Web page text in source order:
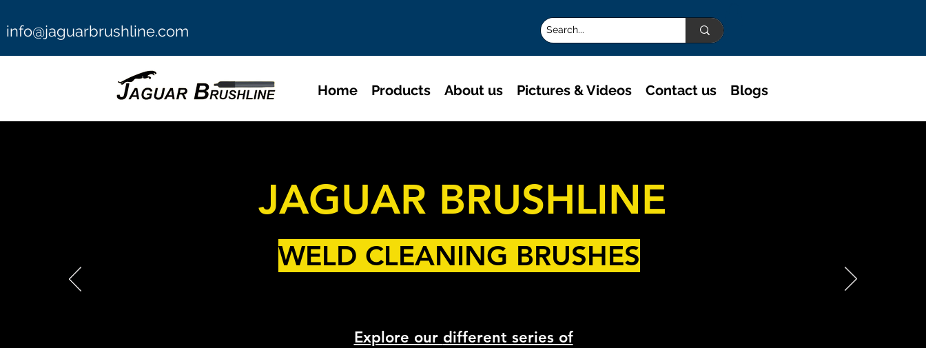
info@jaguarbrushline.com
Home Products About us Pictures & Videos Contact us Blogs
JAGUAR BRUSHLINE
WELD CLEANING BRUSHES
Explore our different series of